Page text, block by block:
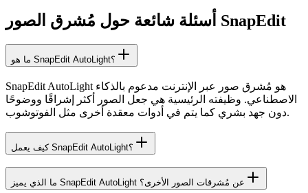
أسئلة شائعة حول مُشرق الصور SnapEdit
ما هو SnapEdit AutoLight؟
SnapEdit AutoLight هو مُشرق صور عبر الإنترنت مدعوم بالذكاء
الاصطناعي. وظيفته الرئيسية هي جعل الصور أكثر إشراقًا ووضوحًا
دون جهد بشري كما يتم في أدوات معقدة أخرى مثل الفوتوشوب.
كيف يعمل SnapEdit AutoLight؟
ما الذي يميز SnapEdit AutoLight عن مُشرقات الصور الأخرى؟